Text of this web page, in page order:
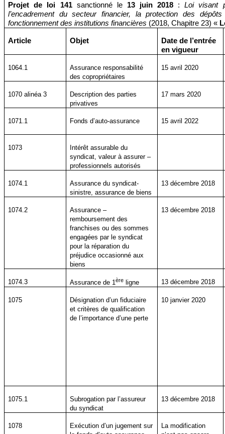
Projet de loi 141sanctionné le 13 juin 2018 :Loi visant
l’encadrement du secteur financier, la protection des
fonctionnement des institutions financières (2018, Chapitre 23) «
Article Objet
Date de l’entrée
en vigueur
1064.1
Assurance responsabilité
des copropriétaires
15 avril 2020
1070alinéa 3
Description des parties
privatives
17 mars 2020
1071.1 Fonds d’auto-assurance 15 avril 2022
1073
Intérêt assurable du
syndicat, valeur à assurer –
professionnels autorisés
1074.1
Assurance du syndicat-
sinistre, assurance de biens
13 décembre 2018
1074.2
Assurance –
remboursement des
franchises ou des sommes
engagées par le syndicat
pour la réparation du
préjudice occasionné aux
biens
13 décembre 2018
1074.3 Assurance de 1ère ligne 13 décembre 2018
1075
Désignation d’un fiduciaire
et critères de qualification
de l’importance d’une perte
10 janvier 2020
1075.1
Subrogation par l’assureur
du syndicat
13 décembre 2018
1078
Exécution d’un jugement sur
La modification